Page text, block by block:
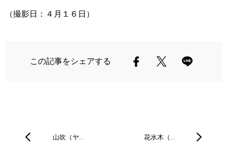
（撮影日：４月１６日）
この記事をシェアする
山吹（ヤ… 花水木（…